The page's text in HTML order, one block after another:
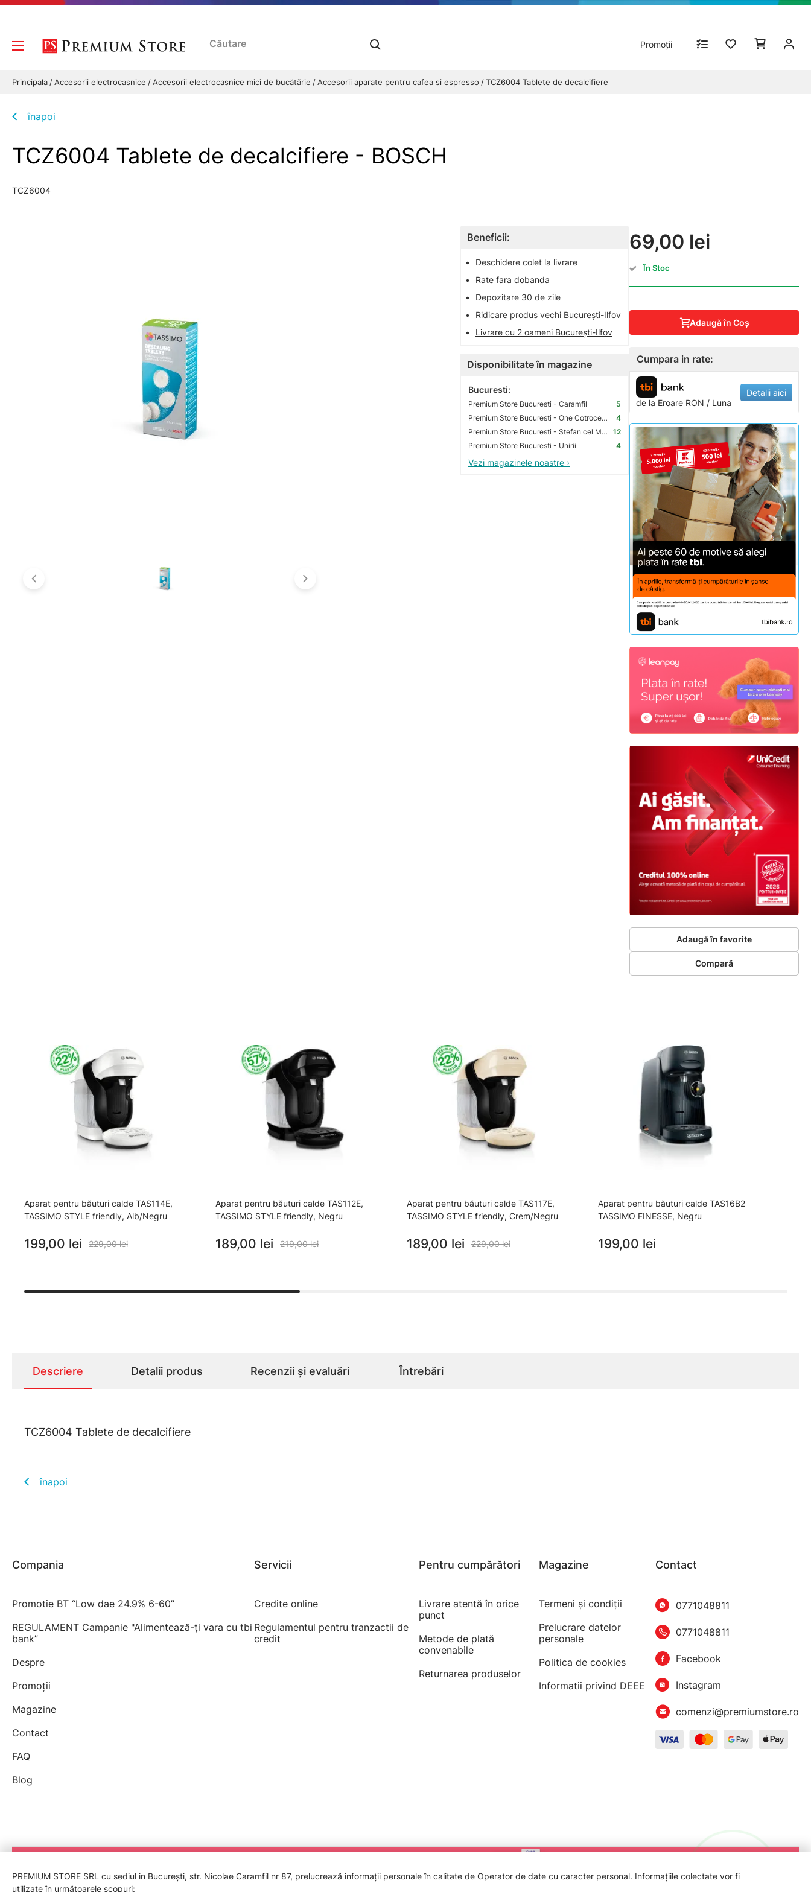
Promoții
Principala Accesorii electrocasnice Accesorii electrocasnice mici de bucătărie Accesorii aparate pentru cafea si espresso TCZ6004 Tablete de decalcifiere
înapoi
TCZ6004 Tablete de decalcifiere - BOSCH
TCZ6004
Beneficii:
•
Deschidere colet la livrare
•
Rate fara dobanda
•
Depozitare 30 de zile
•
Ridicare produs vechi București-Ilfov
•
Livrare cu 2 oameni București-Ilfov
Disponibilitate în magazine
Bucuresti:
Premium Store Bucuresti - Caramfil
5
Premium Store Bucuresti - One Cotroceni Park
4
Premium Store Bucuresti - Stefan cel Mare
12
Premium Store Bucuresti - Unirii
4
Vezi magazinele noastre ›
69,00 lei
În Stoc
Adaugă în Coş
Cumpara in rate:
de la Eroare RON / Luna
Detalii aici
Adaugă în favorite
Compară
Aparat pentru băuturi calde TAS114E,
TASSIMO STYLE friendly, Alb/Negru
199,00 lei 229,00 lei
Aparat pentru băuturi calde TAS112E,
TASSIMO STYLE friendly, Negru
189,00 lei 219,00 lei
Aparat pentru băuturi calde TAS117E,
TASSIMO STYLE friendly, Crem/Negru
189,00 lei 229,00 lei
Aparat pentru băuturi calde TAS16B2
TASSIMO FINESSE, Negru
199,00 lei
Descriere Detalii produs Recenzii și evaluări Întrebări
TCZ6004 Tablete de decalcifiere
înapoi
Compania
Promotie BT “Low dae 24.9% 6-60”
REGULAMENT Campanie "Alimentează-ți vara cu tbi
bank”
Despre
Promoții
Magazine
Contact
FAQ
Blog
Servicii
Credite online
Regulamentul pentru tranzactii de
credit
Pentru cumpărători
Livrare atentă în orice
punct
Metode de plată
convenabile
Returnarea produselor
Magazine
Termeni şi condiţii
Prelucrare datelor
personale
Politica de cookies
Informatii privind DEEE
Contact
0771048811
0771048811
Facebook
Instagram
comenzi@premiumstore.ro
PREMIUM STORE SRL cu sediul in București, str. Nicolae Caramfil nr 87, prelucrează informații personale în calitate de Operator de date cu caracter personal. Informațiile colectate vor fi
utilizate în următoarele scopuri: